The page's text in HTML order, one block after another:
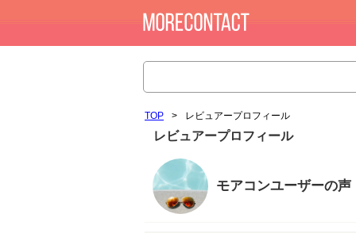
TOP > レビュアープロフィール
レビュアープロフィール
モアコンユーザーの声